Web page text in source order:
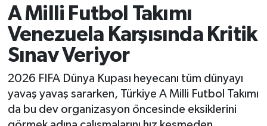
A Milli Futbol Takımı
Venezuela Karşısında Kritik
Sınav Veriyor
2026 FIFA Dünya Kupası heyecanı tüm dünyayı
yavaş yavaş sararken, Türkiye A Milli Futbol Takımı
da bu dev organizasyon öncesinde eksiklerini
Asayiş
Turizm
Magazin
Antalya Namaz Vakitleri
Antalya Trafik Yoğunluk Haritası
Süper Lig Puan Durumu ve Fikstür
Tüm Manşetler